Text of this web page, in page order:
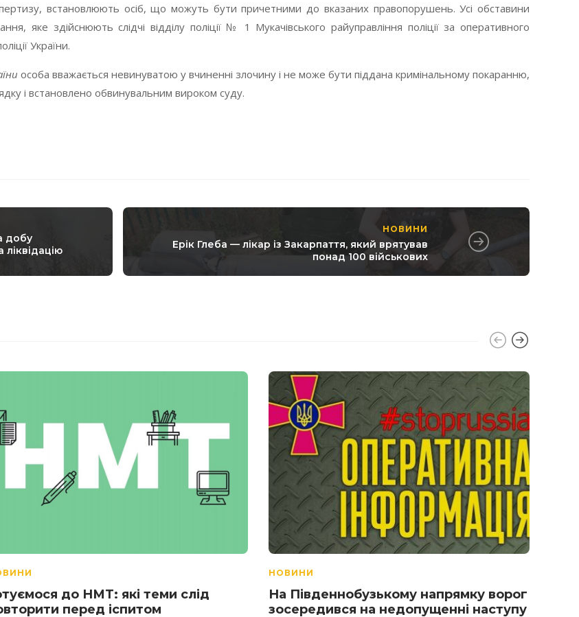
встановлюють осіб, що можуть бути причетними до вказаних правопорушень. Усі обставини
яке здійснюють слідчі відділу поліції № 1 Мукачівського райуправління поліції за оперативного
України.
особа вважається невинуватою у вчиненні злочину і не може бути піддана кримінальному покаранню,
і встановлено обвинувальним вироком суду.
добу
НОВИНИ
Ерік Глеба — лікар із Закарпаття, який врятував
понад 100 військових
до НМТ: які теми слід
перед іспитом
НОВИНИ
На Південнобузькому напрямку ворог
зосередився на недопущенні наступу